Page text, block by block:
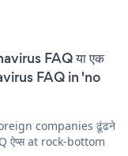
FAQ या एक
FAQ in 'no
companies ढूंढने
ऐप्स at rock-bottom